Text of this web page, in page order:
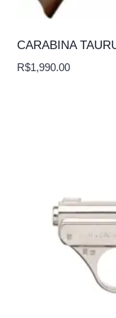
CARABINA
R$1,990.00